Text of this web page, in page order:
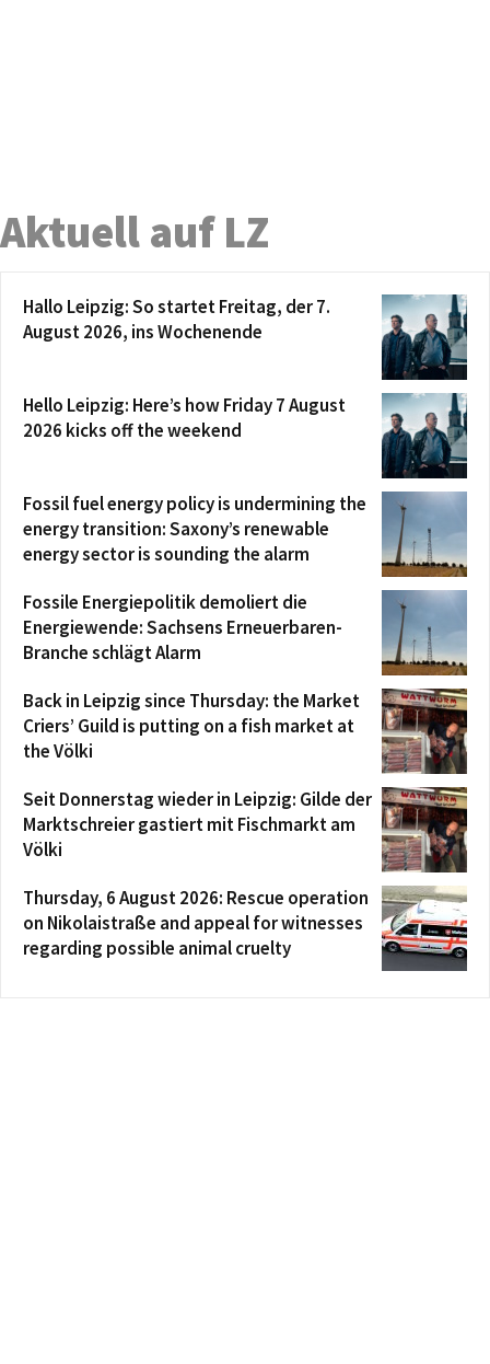
Aktuell auf LZ
Hallo Leipzig: So startet Freitag, der 7.
August 2026, ins Wochenende
Hello Leipzig: Here’s how Friday 7 August
2026 kicks off the weekend
Fossil fuel energy policy is undermining the
energy transition: Saxony’s renewable
energy sector is sounding the alarm
Fossile Energiepolitik demoliert die
Energiewende: Sachsens Erneuerbaren-
Branche schlägt Alarm
Back in Leipzig since Thursday: the Market
Criers’ Guild is putting on a fish market at
the Völki
Seit Donnerstag wieder in Leipzig: Gilde der
Marktschreier gastiert mit Fischmarkt am
Völki
Thursday, 6 August 2026: Rescue operation
on Nikolaistraße and appeal for witnesses
regarding possible animal cruelty